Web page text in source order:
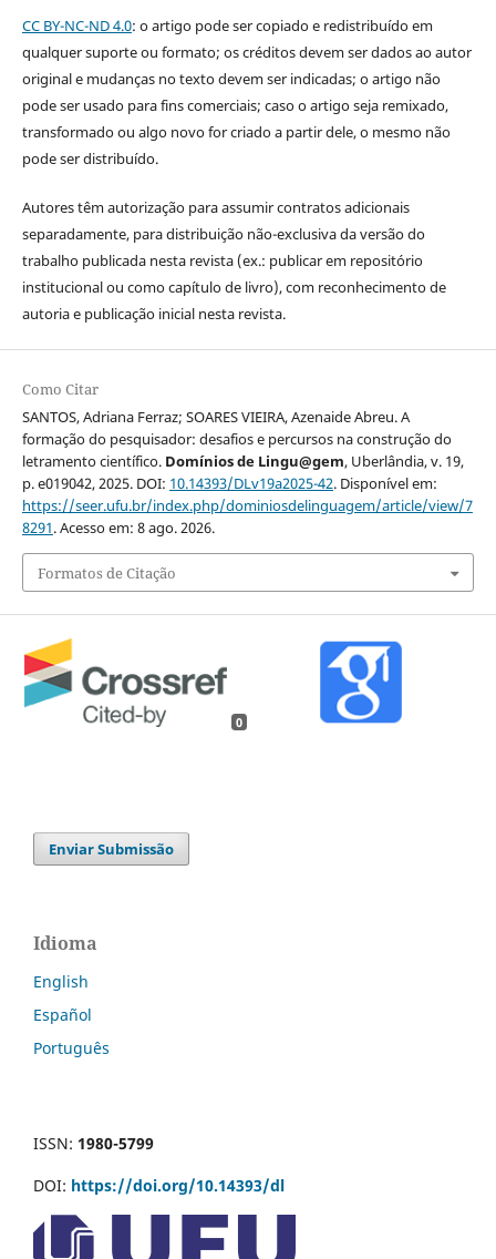
CC BY-NC-ND 4.0: o artigo pode ser copiado e redistribuído em
qualquer suporte ou formato; os créditos devem ser dados ao autor
original e mudanças no texto devem ser indicadas; o artigo não
pode ser usado para fins comerciais; caso o artigo seja remixado,
transformado ou algo novo for criado a partir dele, o mesmo não
pode ser distribuído.
Autores têm autorização para assumir contratos adicionais
separadamente, para distribuição não-exclusiva da versão do
trabalho publicada nesta revista (ex.: publicar em repositório
institucional ou como capítulo de livro), com reconhecimento de
autoria e publicação inicial nesta revista.
Como Citar
SANTOS, Adriana Ferraz; SOARES VIEIRA, Azenaide Abreu. A
formação do pesquisador: desafios e percursos na construção do
letramento científico. Domínios de Lingu@gem, Uberlândia, v. 19,
p. e019042, 2025. DOI: 10.14393/DLv19a2025-42. Disponível em:
https://seer.ufu.br/index.php/dominiosdelinguagem/article/view/7
8291. Acesso em: 8 ago. 2026.
Formatos de Citação
0
Enviar Submissão
Idioma
English
Español
Português
ISSN: 1980-5799
DOI: https://doi.org/10.14393/dl